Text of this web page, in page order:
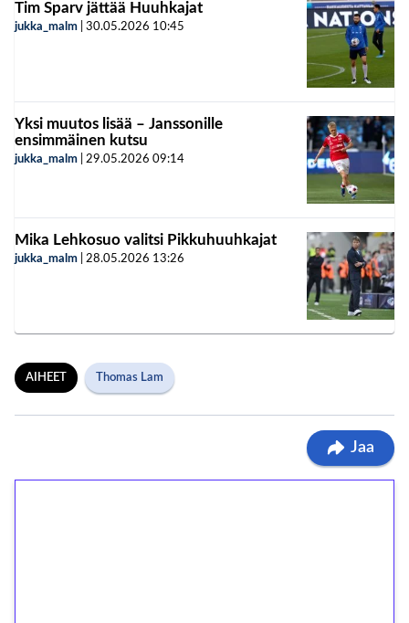
Tim Sparv jättää Huuhkajat
jukka_malm 30.05.2026 10:45
Yksi muutos lisää – Janssonille
ensimmäinen kutsu
jukka_malm 29.05.2026 09:14
Mika Lehkosuo valitsi Pikkuhuuhkajat
jukka_malm 28.05.2026 13:26
AIHEET Thomas Lam
Jaa